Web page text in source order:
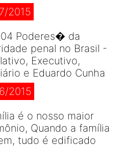
2015
Poderes� da
penal no Brasil -
Executivo,
e Eduardo Cunha
2015
é o nosso maior
Quando a família
tudo é edificado